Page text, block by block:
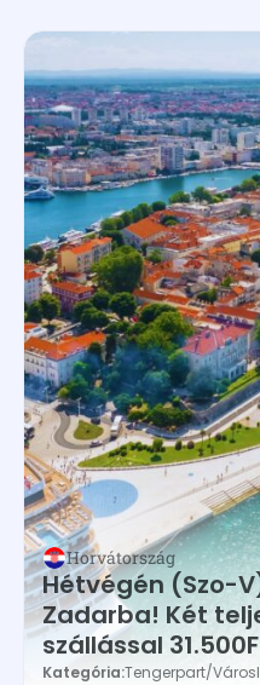
Horvátország
Hétvégén (Szo-
Zadarba! Két
szállással
Kategória:Tengerpart/